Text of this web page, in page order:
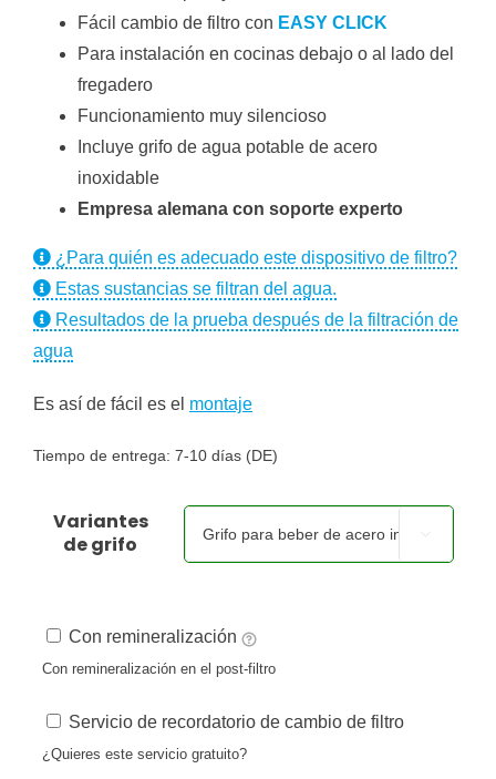
Fácil cambio de filtro con EASY CLICK
Para instalación en cocinas debajo o al lado del
fregadero
Funcionamiento muy silencioso
Incluye grifo de agua potable de acero
inoxidable
Empresa alemana con soporte experto
¿Para quién es adecuado este dispositivo de filtro?
Estas sustancias se filtran del agua.
Resultados de la prueba después de la filtración de
agua
Es así de fácil es el montaje
Tiempo de entrega: 7-10 días (DE)
Variantes
de grifo
Con remineralización
Con remineralización en el post-filtro
Servicio de recordatorio de cambio de filtro
¿Quieres este servicio gratuito?